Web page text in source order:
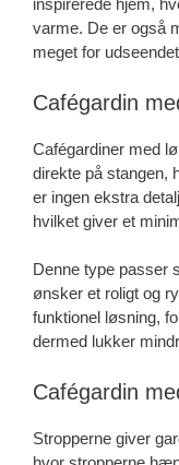
inspirerede hjem,
varme. De er også
meget for
Cafégardin
Cafégardiner med
direkte på stangen,
er ingen ekstra
hvilket giver et
Denne type passer
ønsker et roligt og
funktionel løsning,
dermed lukker
Cafégardin
Stropperne giver